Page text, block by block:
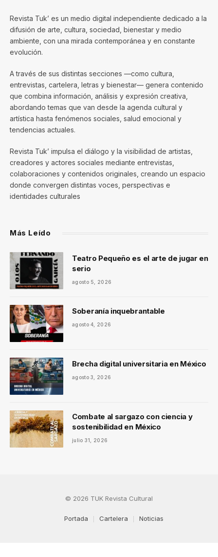
Revista Tuk’ es un medio digital independiente dedicado a la
difusión de arte, cultura, sociedad, bienestar y medio
ambiente, con una mirada contemporánea y en constante
evolución.
A través de sus distintas secciones —como cultura,
entrevistas, cartelera, letras y bienestar— genera contenido
que combina información, análisis y expresión creativa,
abordando temas que van desde la agenda cultural y
artística hasta fenómenos sociales, salud emocional y
tendencias actuales.
Revista Tuk’ impulsa el diálogo y la visibilidad de artistas,
creadores y actores sociales mediante entrevistas,
colaboraciones y contenidos originales, creando un espacio
donde convergen distintas voces, perspectivas e
identidades culturales
Más Leído
Teatro Pequeño es el arte de jugar en
serio
agosto 5, 2026
Soberanía inquebrantable
agosto 4, 2026
Brecha digital universitaria en México
agosto 3, 2026
Combate al sargazo con ciencia y
sostenibilidad en México
julio 31, 2026
© 2026 TUK Revista Cultural
Portada Cartelera Noticias